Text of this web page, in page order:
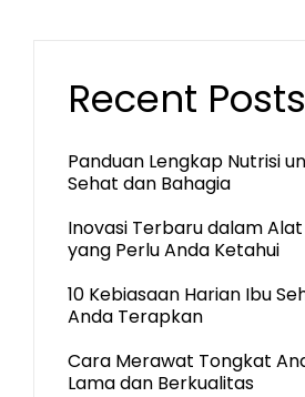
Recent Posts
Panduan Lengkap Nutrisi
Sehat dan Bahagia
Inovasi Terbaru dalam
yang Perlu Anda Ketahui
10 Kebiasaan Harian Ibu
Anda Terapkan
Cara Merawat Tongkat
Lama dan Berkualitas